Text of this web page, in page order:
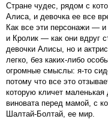
Стране чудес, рядом с
Алиса, и девочка ее все
Как все эти персонажи —
и Кролик — как они вдруг
девочки Алисы, но и
легко, без каких-либо
огромные смыслы: я-то
потому что все это
которую кличет маленькая
виновата перед мамой, с
Шалтай-Болтай, ее мир.